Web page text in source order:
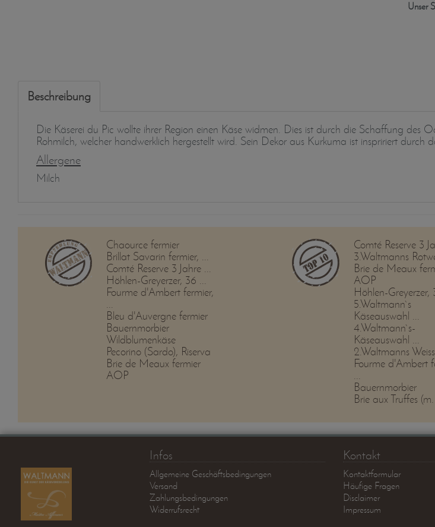
Unser
Beschreibung
Die Käserei du Pic wollte ihrer Region einen Käse widmen. Dies ist durch die Schaffung des
Rohmilch, welcher handwerklich hergestellt wird. Sein Dekor aus Kurkuma ist inspririert durch
Allergene
Milch
Chaource fermier
Brillat Savarin fermier, ...
Comté Reserve 3 Jahre ...
Höhlen-Greyerzer, 36 ...
Fourme d'Ambert fermier,
Bleu d'Auvergne fermier
Bauernmorbier
Wildblumenkäse
Pecorino (Sardo), Riserva
Brie de Meaux fermier
AOP
Comté Reserve 3
3.Waltmanns
Brie de Meaux
AOP
Höhlen-Greyerzer,
5.Waltmann`s
Käseauswahl ...
4.Waltmann`s-
Käseauswahl ...
2.Waltmanns
Fourme d'Ambert
Bauernmorbier
Brie aux Truffes (m.
Infos
Allgemeine Geschäftsbedingungen
Versand
Zahlungsbedingungen
Widerrufsrecht
Kontakt
Kontaktformular
Häufige Fragen
Disclaimer
Impressum